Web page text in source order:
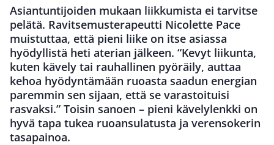
Asiantuntijoiden mukaan liikkumista ei tarvitse
pelätä. Ravitsemusterapeutti Nicolette Pace
muistuttaa, että pieni liike on itse asiassa
hyödyllistä heti aterian jälkeen. “Kevyt liikunta,
kuten kävely tai rauhallinen pyöräily, auttaa
kehoa hyödyntämään ruoasta saadun energian
paremmin sen sijaan, että se varastoituisi
rasvaksi.” Toisin sanoen – pieni kävelylenkki on
hyvä tapa tukea ruoansulatusta ja verensokerin
tasapainoa.